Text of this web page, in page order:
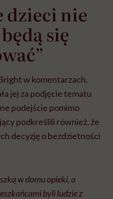
dzieci nie
się
w komentarzach.
jej za podjęcie tematu
podejście pomimo
podkreślili również, że
decyzję o bezdzietności
w domu opieki, a
byli ludzie z